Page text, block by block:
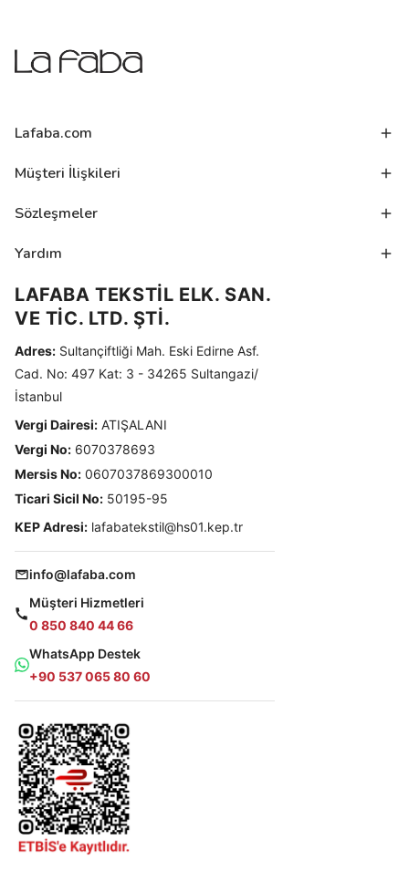
Lafaba.com
Müşteri İlişkileri
Sözleşmeler
Yardım
LAFABA TEKSTİL ELK. SAN.
VE TİC. LTD. ŞTİ.
Adres: Sultançiftliği Mah. Eski Edirne Asf.
Cad. No: 497 Kat: 3 - 34265 Sultangazi/
İstanbul
Vergi Dairesi: ATIŞALANI
Vergi No: 6070378693
Mersis No: 0607037869300010
Ticari Sicil No: 50195-95
KEP Adresi: lafabatekstil@hs01.kep.tr
info@lafaba.com
Müşteri Hizmetleri
0 850 840 44 66
WhatsApp Destek
+90 537 065 80 60